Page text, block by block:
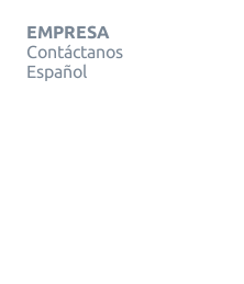
EMPRESA
Contáctanos
Español